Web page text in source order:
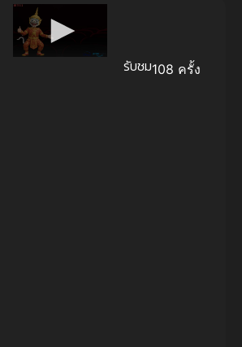
รับชม108 ครั้ง